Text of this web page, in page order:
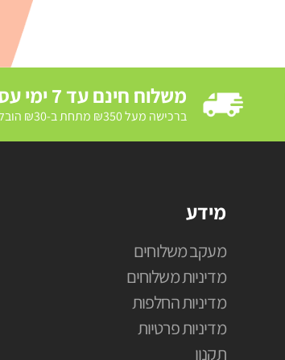
משלוח חינם עד 7 ימי עסקים
ברכישה מעל ₪350 מתחת ב-₪30 הובלת מדרכה ב₪250
מידע
מעקב משלוחים
מדיניות משלוחים
מדיניות החלפות
מדיניות פרטיות
תקנון